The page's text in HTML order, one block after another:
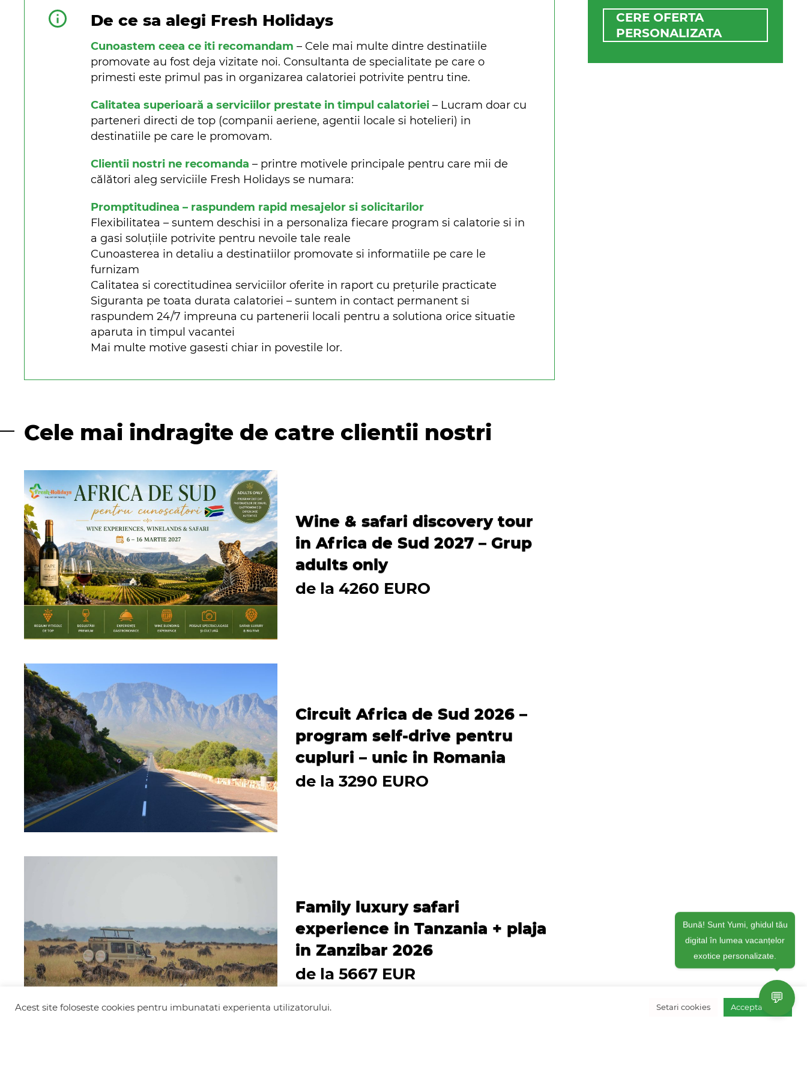
De ce sa alegi Fresh Holidays
Cunoastem ceea ce iti recomandam – Cele mai multe dintre destinatiile
promovate au fost deja vizitate noi. Consultanta de specialitate pe care o
primesti este primul pas in organizarea calatoriei potrivite pentru tine.
Calitatea superioară a serviciilor prestate in timpul calatoriei – Lucram doar cu
parteneri directi de top (companii aeriene, agentii locale si hotelieri) in
destinatiile pe care le promovam.
Clientii nostri ne recomanda – printre motivele principale pentru care mii de
călători aleg serviciile Fresh Holidays se numara:
Promptitudinea – raspundem rapid mesajelor si solicitarilor
Flexibilitatea – suntem deschisi in a personaliza fiecare program si calatorie si in
a gasi soluțiile potrivite pentru nevoile tale reale
Cunoasterea in detaliu a destinatiilor promovate si informatiile pe care le
furnizam
Calitatea si corectitudinea serviciilor oferite in raport cu prețurile practicate
Siguranta pe toata durata calatoriei – suntem in contact permanent si
raspundem 24/7 impreuna cu partenerii locali pentru a solutiona orice situatie
aparuta in timpul vacantei
Mai multe motive gasesti chiar in povestile lor.
Cele mai indragite de catre clientii nostri
Wine & safari discovery tour
in Africa de Sud 2027 – Grup
adults only
de la 4260 EURO
Circuit Africa de Sud 2026 –
program self-drive pentru
cupluri – unic in Romania
de la 3290 EURO
Family luxury safari
experience in Tanzania + plaja
in Zanzibar 2026
de la 5667 EUR
CERE OFERTA
PERSONALIZATA
Acest site foloseste cookies pentru imbunatati experienta utilizatorului. Setari cookies Accepta toate
💬
Bună! Sunt Yumi, ghidul tău
digital în lumea vacanțelor
exotice personalizate.